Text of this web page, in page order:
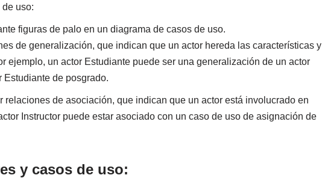
uso:
figuras de palo en un diagrama de casos de uso.
de generalización, que indican que un actor hereda las características y
ejemplo, un actor Estudiante puede ser una generalización de un actor
Estudiante de posgrado.
relaciones de asociación, que indican que un actor está involucrado en
Instructor puede estar asociado con un caso de uso de asignación de
y casos de uso: